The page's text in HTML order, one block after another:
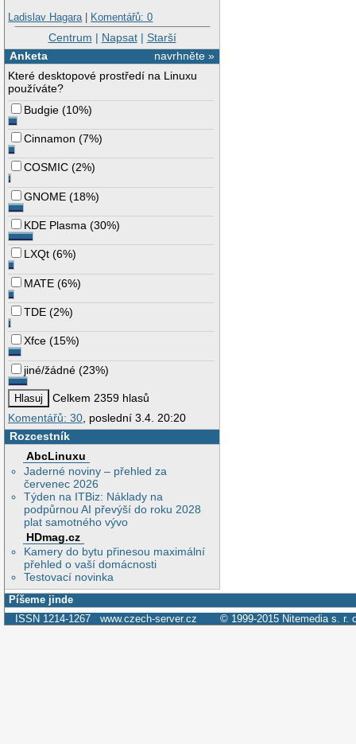
Ladislav Hagara | Komentářů: 0
Centrum | Napsat| Starší
navrhněte »
Anketa
Které desktopové prostředí na Linuxu
používáte?
Budgie (10%)
Cinnamon (7%)
COSMIC (2%)
GNOME (18%)
KDE Plasma (30%)
LXQt (6%)
MATE (6%)
TDE (2%)
Xfce (15%)
jiné/žádné (23%)
Celkem 2359 hlasů
Komentářů: 30, poslední 3.4. 20:20
Rozcestník
AbcLinuxu
Jaderné noviny – přehled za
červenec 2026
Týden na ITBiz: Náklady na
podpůrnou AI převýší do roku 2028
plat samotného vývo
HDmag.cz
Kamery do bytu přinesou maximální
přehled o vaší domácnosti
Testovací novinka
Píšeme jinde
ISSN 1214-1267 www.czech-server.cz © 1999-2015 Nitemedia s. r.